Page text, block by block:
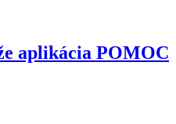
aplikácia POMOC